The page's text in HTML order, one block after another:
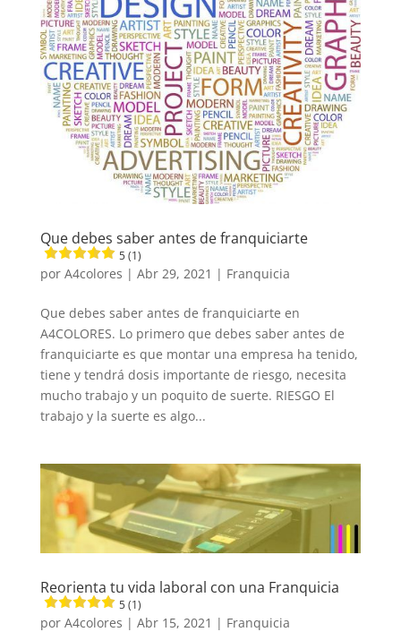
Que debes saber antes de franquiciarte
5 (1)
por A4colores | Abr 29, 2021 | Franquicia
Que debes saber antes de franquiciarte en
A4COLORES. Lo primero que debes saber antes de
franquiciarte es que montar una empresa ha tenido,
tiene y tendrá dosis importante de riesgo, necesita
mucho trabajo y un poquito de suerte. RIESGO El
trabajo y la suerte es algo...
Reorienta tu vida laboral con una Franquicia
5 (1)
por A4colores | Abr 15, 2021 | Franquicia